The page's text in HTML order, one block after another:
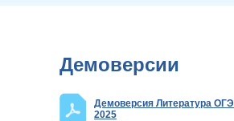
Демоверсии
Демоверсия Литература ОГЭ
2025